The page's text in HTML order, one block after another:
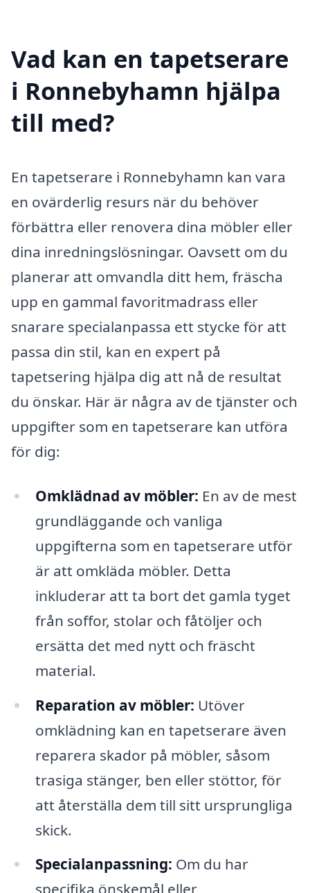
Vad kan en tapetserare
i Ronnebyhamn hjälpa
till med?
En tapetserare i Ronnebyhamn kan vara
en ovärderlig resurs när du behöver
förbättra eller renovera dina möbler eller
dina inredningslösningar. Oavsett om du
planerar att omvandla ditt hem, fräscha
upp en gammal favoritmadrass eller
snarare specialanpassa ett stycke för att
passa din stil, kan en expert på
tapetsering hjälpa dig att nå de resultat
du önskar. Här är några av de tjänster och
uppgifter som en tapetserare kan utföra
för dig:
Omklädnad av möbler: En av de mest
grundläggande och vanliga
uppgifterna som en tapetserare utför
är att omkläda möbler. Detta
inkluderar att ta bort det gamla tyget
från soffor, stolar och fåtöljer och
ersätta det med nytt och fräscht
material.
Reparation av möbler: Utöver
omklädning kan en tapetserare även
reparera skador på möbler, såsom
trasiga stänger, ben eller stöttor, för
att återställa dem till sitt ursprungliga
skick.
Specialanpassning: Om du har